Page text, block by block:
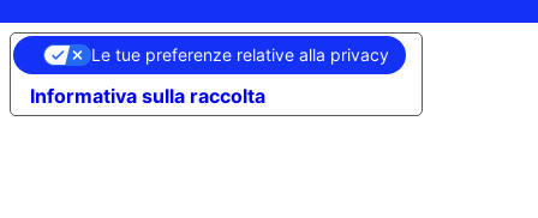
Informativa sulla raccolta
Le tue preferenze relative alla privacy